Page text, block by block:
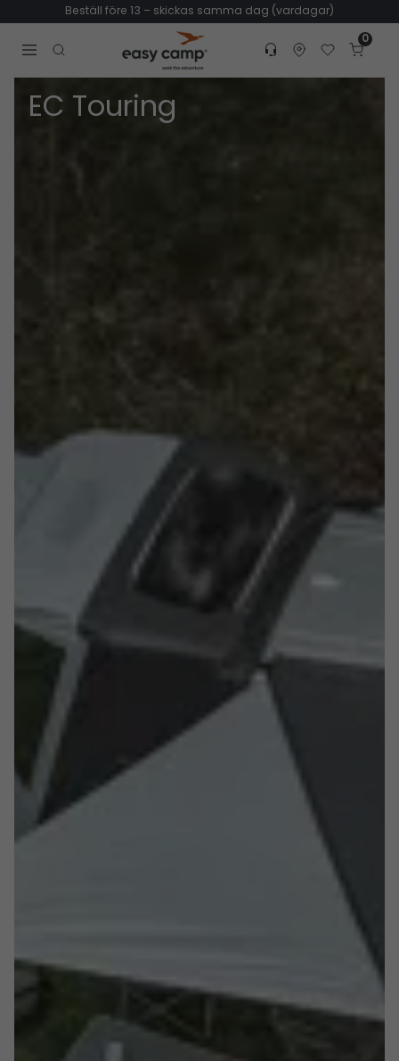
Beställ före 13 – skickas samma dag (vardagar)
Open search modal
Customer service
Find dealer
Favorites
Cart
0
EC Touring